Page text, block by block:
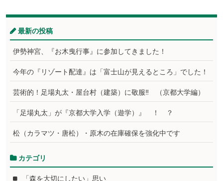
最新の投稿
伊勢神宮、『お木曳行事』に参加してきました！
今年の『リゾート配達』は「富士山が見えるところ」でした！
芸術的！足場丸太・屋台村（建築）に敬服‼ （京都大学編）
「足場丸太」が『京都大学入学（遊学）』 ！ ？
松（カラマツ・唐松）・原木の在庫確保を強化中です
カテゴリ
「森を大切にしたい」思い